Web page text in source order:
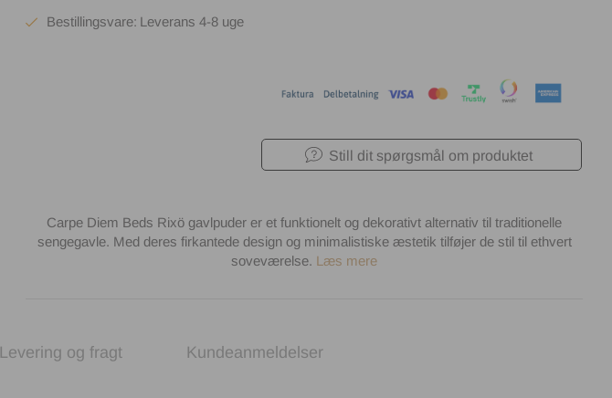
4-8 uge
Still dit spørgsmål om produktet
Carpe Diem Beds Rixö gavlpuder er et funktionelt og dekorativt alternativ til traditionelle
sengegavle. Med deres firkantede design og minimalistiske æstetik tilføjer de stil til ethvert
soveværelse. Læs mere
Levering og fragt Kundeanmeldelser